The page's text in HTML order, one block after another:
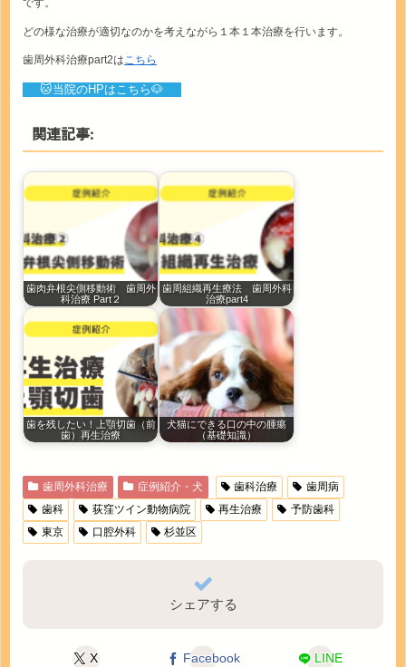
です。
どの様な治療が適切なのかを考えながら１本１本治療を行います。
歯周外科治療part2はこちら
🐱当院のHPはこちら🐶
関連記事:
歯肉弁根尖側移動術 歯周外
科治療 Part２
歯周組織再生療法 歯周外科
治療part4
歯を残したい！上顎切歯（前
歯）再生治療
犬猫にできる口の中の腫瘍
（基礎知識）
歯周外科治療 症例紹介・犬 歯科治療
歯周病
歯科
荻窪ツイン動物病院 再生治療
予防歯科
東京
口腔外科 杉並区
シェアする
X Facebook LINE